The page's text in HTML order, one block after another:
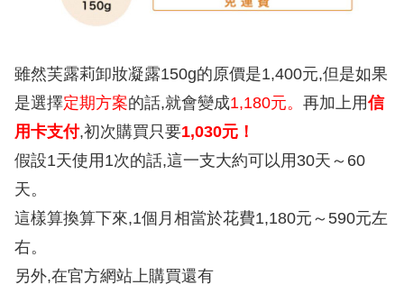
雖然芙露莉卸妝凝露150g的原價是1,400元,但是如果
是選擇定期方案的話,就會變成1,180元。 再加上用信
用卡支付,初次購買只要1,030元！
假設1天使用1次的話,這一支大約可以用30天～60
天。
這樣算換算下來,1個月相當於花費1,180元～590元左
右。
另外,在官方網站上購買還有